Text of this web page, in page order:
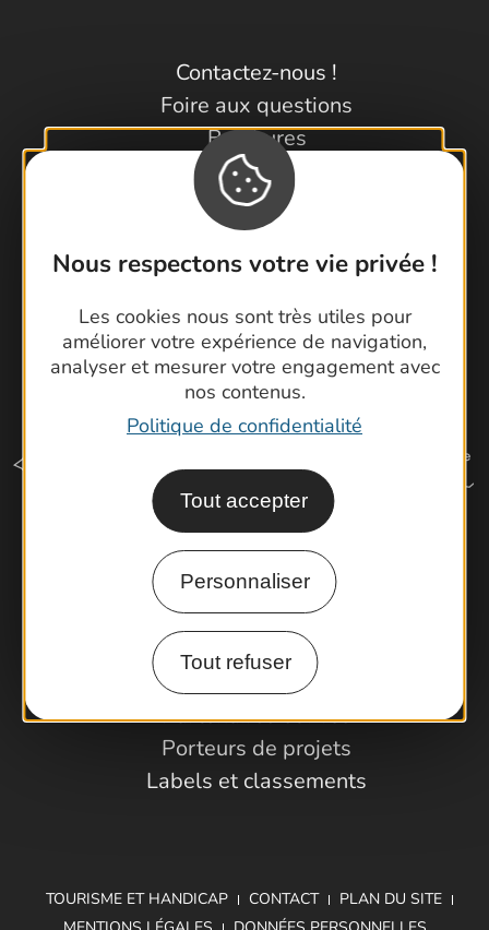
Nous respectons votre vie privée !
Les cookies nous sont très utiles pour
améliorer votre expérience de navigation,
analyser et mesurer votre engagement avec
nos contenus.
Politique de confidentialité
Tout accepter
Personnaliser
Tout refuser
Contactez-nous !
Foire aux questions
Brochures
Cartoguides et Topoguides
Latitude Gard
Comment venir ?
Espace Pro
Observatoire
Partenaires et Pros
Porteurs de projets
Labels et classements
TOURISME ET HANDICAP CONTACT
PLAN DU SITE